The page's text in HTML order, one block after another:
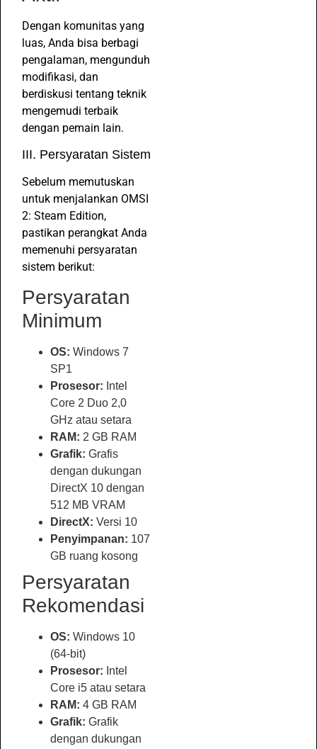
Dengan komunitas yang
luas, Anda bisa berbagi
pengalaman, mengunduh
modifikasi, dan
berdiskusi tentang teknik
mengemudi terbaik
dengan pemain lain.
III. Persyaratan Sistem
Sebelum memutuskan
untuk menjalankan OMSI
2: Steam Edition,
pastikan perangkat Anda
memenuhi persyaratan
sistem berikut:
Persyaratan
Minimum
OS: Windows 7
SP1
Prosesor: Intel
Core 2 Duo 2,0
GHz atau setara
RAM: 2 GB RAM
Grafik: Grafis
dengan dukungan
DirectX 10 dengan
512 MB VRAM
DirectX: Versi 10
Penyimpanan: 107
GB ruang kosong
Persyaratan
Rekomendasi
OS: Windows 10
(64-bit)
Prosesor: Intel
Core i5 atau setara
RAM: 4 GB RAM
Grafik: Grafik
dengan dukungan